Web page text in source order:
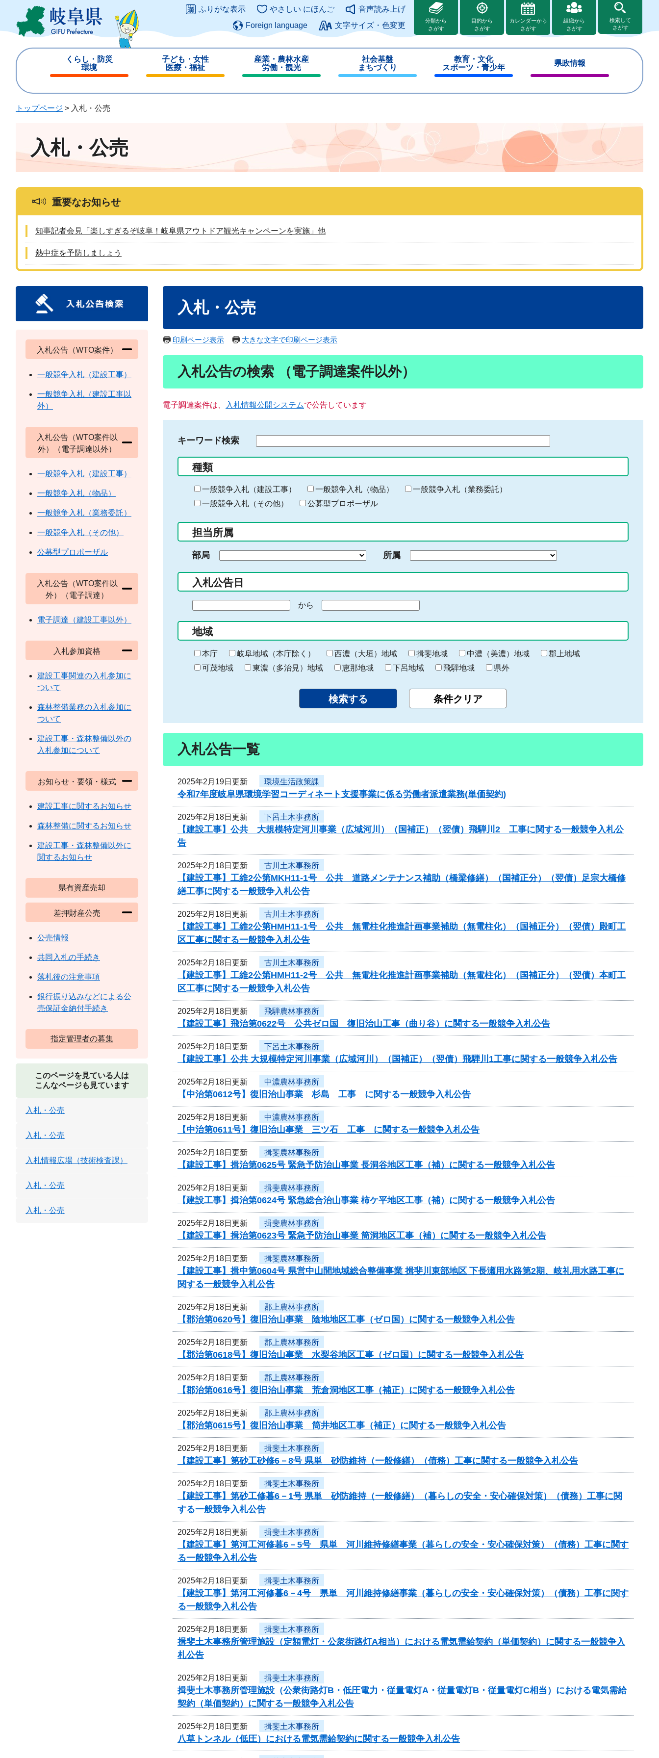
ジ
ュ
このページの本文へ
ふりがな表示 やさしい にほんご
音声読み上げ
Foreign language
文字サイズ・色変更
分類から
さがす
目的から
さがす
カレンダーから
さがす
組織から
さがす
検索して
さがす
くらし・防災
環境
じ
子ども・女性
医療・福祉
じ
産業・農林水産
労働・観光
じ
社会基盤
まちづくり
じ
教育・文化
スポーツ・青少年
じ
県政情報
じ
トップページ > 入札・公売
入札・公売
重要なお知らせ
知事記者会見「楽しすぎるぞ岐阜！岐阜県アウトドア観光キャンペーンを実施」他
熱中症を予防しましょう
入札・公売
印刷ページ表示 大きな文字で印刷ページ表示
入札公告の検索 （電子調達案件以外）
電子調達案件は、 入札情報公開システムで公告しています
キーワード検索
る
キ
ー
ー
入
力
種類
一般競争入札（建設工事） 一般競争入札（物品）
一般競争入札（業務委託）
一般競争入札（その他）
公募型プロポーザル
担当所属
部局 所属
入札公告日
の
始
ま
り
から
終
わ
り
地域
本庁 岐阜地域（本庁除く） 西濃（大垣）地域 揖斐地域 中濃（美濃）地域
郡上地域
可茂地域
東濃（多治見）地域 恵那地域 下呂地域 飛騨地域 県外
入札公告一覧
2025年2月19日更新 環境生活政策課
令和7年度岐阜県環境学習コーディネート支援事業に係る労働者派遣業務(単価契約)
2025年2月18日更新 下呂土木事務所
【建設工事】公共 大規模特定河川事業（広域河川）（国補正）（翌債）飛騨川2 工事に関する一般競争入札公
告
2025年2月18日更新 古川土木事務所
【建設工事】工維2公第MKH11-1号 公共 道路メンテナンス補助（橋梁修繕）（国補正分）（翌債）足宗大橋修
繕工事に関する一般競争入札公告
2025年2月18日更新 古川土木事務所
【建設工事】工維2公第HMH11-1号 公共 無電柱化推進計画事業補助（無電柱化）（国補正分）（翌債）殿町工
区工事に関する一般競争入札公告
2025年2月18日更新 古川土木事務所
【建設工事】工維2公第HMH11-2号 公共 無電柱化推進計画事業補助（無電柱化）（国補正分）（翌債）本町工
区工事に関する一般競争入札公告
2025年2月18日更新 飛騨農林事務所
【建設工事】飛治第0622号 公共ゼロ国 復旧治山工事（曲り谷）に関する一般競争入札公告
2025年2月18日更新 下呂土木事務所
【建設工事】公共 大規模特定河川事業（広域河川）（国補正）（翌債）飛騨川1工事に関する一般競争入札公告
2025年2月18日更新 中濃農林事務所
【中治第0612号】復旧治山事業 杉島 工事 に関する一般競争入札公告
2025年2月18日更新 中濃農林事務所
【中治第0611号】復旧治山事業 三ツ石 工事 に関する一般競争入札公告
2025年2月18日更新 揖斐農林事務所
【建設工事】揖治第0625号 緊急予防治山事業 長洞谷地区工事（補）に関する一般競争入札公告
2025年2月18日更新 揖斐農林事務所
【建設工事】揖治第0624号 緊急総合治山事業 柿ケ平地区工事（補）に関する一般競争入札公告
2025年2月18日更新 揖斐農林事務所
【建設工事】揖治第0623号 緊急予防治山事業 筒洞地区工事（補）に関する一般競争入札公告
2025年2月18日更新 揖斐農林事務所
【建設工事】揖中第0604号 県営中山間地域総合整備事業 揖斐川東部地区 下長瀬用水路第2期、岐礼用水路工事に
関する一般競争入札公告
2025年2月18日更新 郡上農林事務所
【郡治第0620号】復旧治山事業 陰地地区工事（ゼロ国）に関する一般競争入札公告
2025年2月18日更新 郡上農林事務所
【郡治第0618号】復旧治山事業 水梨谷地区工事（ゼロ国）に関する一般競争入札公告
2025年2月18日更新 郡上農林事務所
【郡治第0616号】復旧治山事業 荒倉洞地区工事（補正）に関する一般競争入札公告
2025年2月18日更新 郡上農林事務所
【郡治第0615号】復旧治山事業 筒井地区工事（補正）に関する一般競争入札公告
2025年2月18日更新 揖斐土木事務所
【建設工事】第砂工砂修6－8号 県単 砂防維持（一般修繕）（債務）工事に関する一般競争入札公告
2025年2月18日更新 揖斐土木事務所
【建設工事】第砂工修暮6－1号 県単 砂防維持（一般修繕）（暮らしの安全・安心確保対策）（債務）工事に関
する一般競争入札公告
2025年2月18日更新 揖斐土木事務所
【建設工事】第河工河修暮6－5号 県単 河川維持修繕事業（暮らしの安全・安心確保対策）（債務）工事に関す
る一般競争入札公告
2025年2月18日更新 揖斐土木事務所
【建設工事】第河工河修暮6－4号 県単 河川維持修繕事業（暮らしの安全・安心確保対策）（債務）工事に関す
る一般競争入札公告
2025年2月18日更新 揖斐土木事務所
揖斐土木事務所管理施設（定額電灯・公衆街路灯A相当）における電気需給契約（単価契約）に関する一般競争入
札公告
2025年2月18日更新 揖斐土木事務所
揖斐土木事務所管理施設（公衆街路灯B・低圧電力・従量電灯A・従量電灯B・従量電灯C相当）における電気需給
契約（単価契約）に関する一般競争入札公告
2025年2月18日更新 揖斐土木事務所
八草トンネル（低圧）における電気需給契約に関する一般競争入札公告
入札公告（WTO案件）
一般競争入札（建設工事）
一般競争入札（建設工事以
外）
入札公告（WTO案件以
外）（電子調達以外）
一般競争入札（建設工事）
一般競争入札（物品）
一般競争入札（業務委託）
一般競争入札（その他）
公募型プロポーザル
入札公告（WTO案件以
外）（電子調達）
電子調達（建設工事以外）
入札参加資格
建設工事関連の入札参加に
ついて
森林整備業務の入札参加に
ついて
建設工事・森林整備以外の
入札参加について
お知らせ・要領・様式
建設工事に関するお知らせ
森林整備に関するお知らせ
建設工事・森林整備以外に
関するお知らせ
県有資産売却
差押財産公売
公売情報
共同入札の手続き
落札後の注意事項
銀行振り込みなどによる公
売保証金納付手続き
指定管理者の募集
このページを見ている人は
こんなページも見ています
入札・公売
入札・公売
入札情報広場（技術検査課）
入札・公売
入札・公売